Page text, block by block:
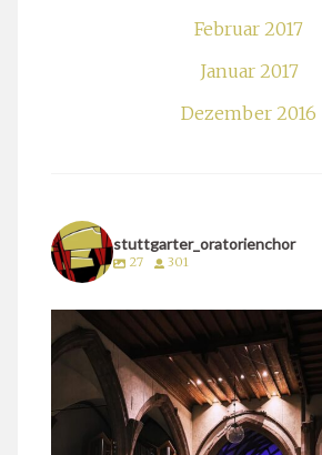
Februar 2017
Januar 2017
Dezember 2016
stuttgarter_oratorienchor
27 301
stuttgarter_oratorienchor
März 24